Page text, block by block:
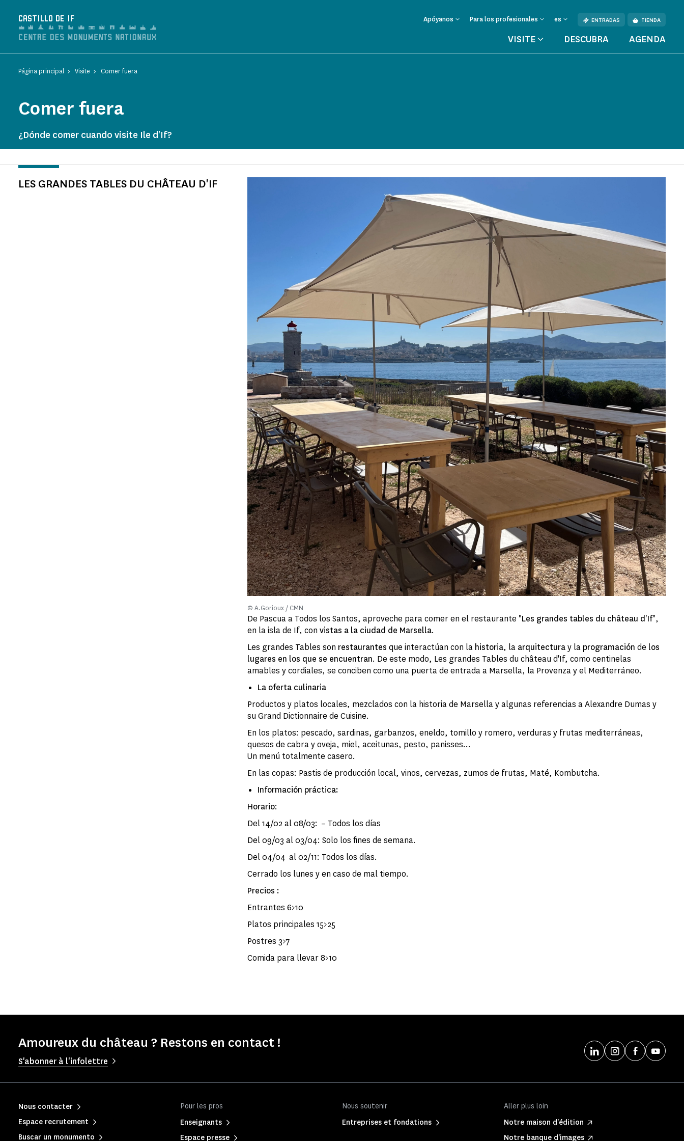
CASTILLO DE IF Apóyanos Para los profesionales es ENTRADAS TIENDA
VISITE DESCUBRA AGENDA
Página principal Visite Comer fuera
Comer fuera
¿Dónde comer cuando visite Ile d'If?
LES GRANDES TABLES DU CHÂTEAU D'IF
© A.Gorioux / CMN
De Pascua a Todos los Santos, aproveche para comer en el restaurante "Les grandes tables du château d'If",
en la isla de If, con vistas a la ciudad de Marsella.
Les grandes Tables son restaurantes que interactúan con la historia, la arquitecturay la programación de los
lugares en los que se encuentran. De este modo, Les grandes Tables du château d'If, como centinelas
amables y cordiales, se conciben como una puerta de entrada a Marsella, la Provenza y el Mediterráneo.
La oferta culinaria
Productos y platos locales, mezclados con la historia de Marsella y algunas referencias a Alexandre Dumas y
su Grand Dictionnaire de Cuisine.
En los platos: pescado, sardinas, garbanzos, eneldo, tomillo y romero, verduras y frutas mediterráneas,
quesos de cabra y oveja, miel, aceitunas, pesto, panisses...
Un menú totalmente casero.
En las copas: Pastis de producción local, vinos, cervezas, zumos de frutas, Maté, Kombutcha.
Información práctica:
Horario:
Del 14/02 al 08/03: – Todos los días
Del 09/03 al 03/04: Solo los fines de semana.
Del 04/04 al 02/11: Todos los días.
Cerrado los lunes y en caso de mal tiempo.
Precios :
Entrantes 6>10
Platos principales 15>25
Postres 3>7
Comida para llevar 8>10
Amoureux du château ? Restons en contact !
S'abonner à l'infolettre
Pour les pros
Enseignants
Espace presse
Nous soutenir
Entreprises et fondations
Aller plus loin
Notre maison d'édition
Notre banque d'images
Nous contacter
Espace recrutement
Buscar un monumento